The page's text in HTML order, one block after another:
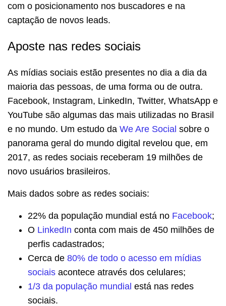
com o posicionamento nos buscadores e na
captação de novos leads.
Aposte nas redes sociais
As mídias sociais estão presentes no dia a dia da
maioria das pessoas, de uma forma ou de outra.
Facebook, Instagram, LinkedIn, Twitter, WhatsApp e
YouTube são algumas das mais utilizadas no Brasil
e no mundo. Um estudo da We Are Social sobre o
panorama geral do mundo digital revelou que, em
2017, as redes sociais receberam 19 milhões de
novo usuários brasileiros.
Mais dados sobre as redes sociais:
22% da população mundial está no Facebook;
O LinkedIn conta com mais de 450 milhões de
perfis cadastrados;
Cerca de 80% de todo o acesso em mídias
sociais acontece através dos celulares;
1/3 da população mundial está nas redes
sociais.